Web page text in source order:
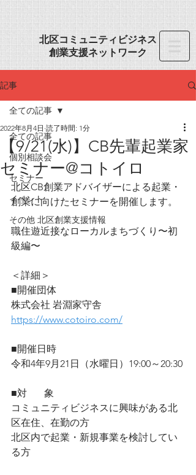
​北区コミュニティビジネス
創業支援ネットワーク
記事
全ての記事
個別相談会
セミナー
イベント
その他 北区創業支援情報
全ての記事
【9/21(水)】CB先輩起業家
セミナー@コトイロ
2022年8月4日 読了時間: 1分
北区CB創業アドバイザーによる起業・
創業に向けたセミナーを開催します。
職住遊近接なローカルまちづくり〜初
級編〜
＜詳細＞
■開催団体
株式会社 岩淵家守舎
https://www.cotoiro.com/
■開催日時
令和4年9月21日（水曜日）19:00～20:30
■対       象
コミュニティビジネスに興味がある北
区在住、在勤の方
北区内で起業・新規事業を検討してい
る方